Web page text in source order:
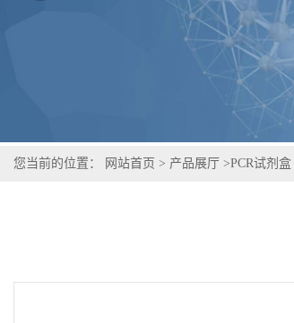
您当前的位置： 网站首页 > 产品展厅 >PCR试剂盒